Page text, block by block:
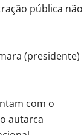
pública não
(presidente)
com o
autarca